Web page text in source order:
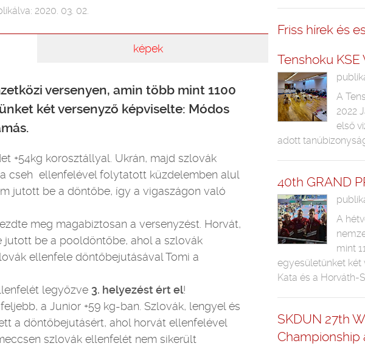
2020. 03. 02.
képek
versenyen, amin több mint 1100
két versenyző képviselte: Módos
+54kg korosztállyal. Ukrán, majd szlovák
cseh ellenfelével folytatott küzdelemben alul
jutott be a döntőbe, így a vigaszágon való
meg magabiztosan a versenyzést. Horvát,
be a pooldöntőbe, ahol a szlovák
ellenfele döntőbejutásával Tomi a
legyőzve 3. helyezést ért el!
a Junior +59 kg-ban. Szlovák, lengyel és
a döntőbejutásért, ahol horvát ellenfelével
szlovák ellenfelét nem sikerült
Friss hírek és
Tenshoku KSE
A
2022
első
adott
40th GRAND
A
mint
egyesületünket két
Kata és a Horváth-
SKDUN 27th
Championship